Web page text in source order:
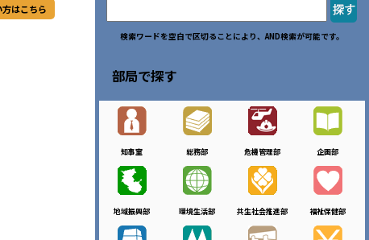
はこちら
検索ワードを空白で区切ることにより、AND検索が可能です。
部局で探す
知事室 総務部 危機管理部 企画部
地域振興部 環境生活部 共生社会推進部 福祉保健部